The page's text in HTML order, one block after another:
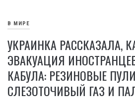
В МИРЕ
УКРАИНКА РАССКАЗАЛА,
ЭВАКУАЦИЯ
КАБУЛА: РЕЗИНОВЫЕ
СЛЕЗОТОЧИВЫЙ ГАЗ И